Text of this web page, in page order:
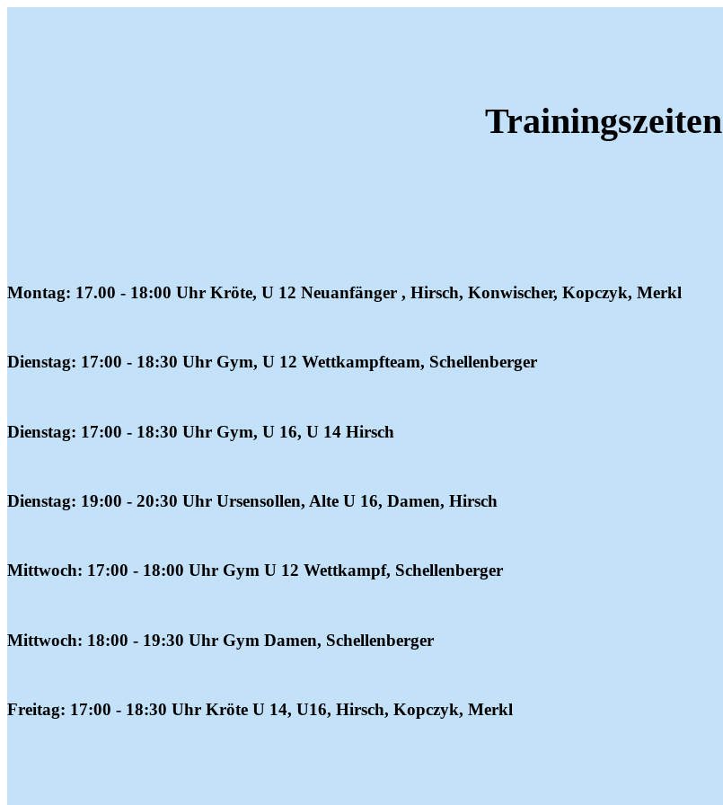
Trainingszeiten
Montag: 17.00 - 18:00 Uhr Kröte, U 12 Neuanfänger , Hirsch, Konwischer, Kopczyk, Merkl
Dienstag: 17:00 - 18:30 Uhr Gym, U 12 Wettkampfteam, Schellenberger
Dienstag: 17:00 - 18:30 Uhr Gym, U 16, U 14 Hirsch
Dienstag: 19:00 - 20:30 Uhr Ursensollen, Alte U 16, Damen, Hirsch
Mittwoch: 17:00 - 18:00 Uhr Gym U 12 Wettkampf, Schellenberger
Mittwoch: 18:00 - 19:30 Uhr Gym Damen, Schellenberger
Freitag: 17:00 - 18:30 Uhr Kröte U 14, U16, Hirsch, Kopczyk, Merkl